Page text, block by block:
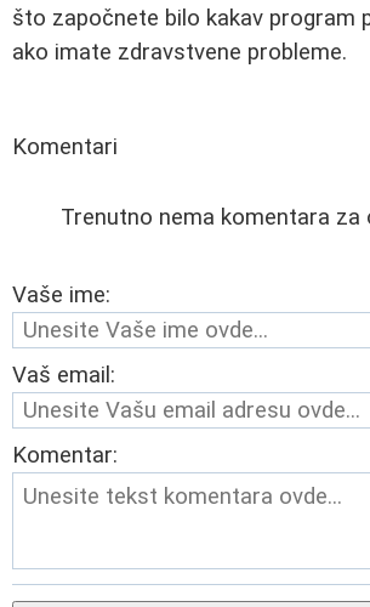
što započnete bilo kakav program
ako imate zdravstvene probleme.
Komentari
Trenutno nema komentara za
Vaše ime:
Vaš email:
Komentar: